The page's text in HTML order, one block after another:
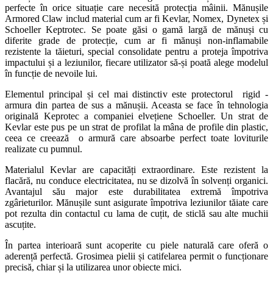
perfecte în orice situație care necesită protecția mâinii. Mănușile
Armored Claw includ material cum ar fi Kevlar, Nomex, Dynetex și
Schoeller Keptrotec. Se poate găsi o gamă largă de mănuși cu
diferite grade de protecție, cum ar fi mănuși non-inflamabile
rezistente la tăieturi, special consolidate pentru a proteja împotriva
impactului și a leziunilor, fiecare utilizator să-și poată alege modelul
în funcție de nevoile lui.
Elementul principal și cel mai distinctiv este protectorul rigid -
armura din partea de sus a mănușii. Aceasta se face în tehnologia
originală Keprotec a companiei elvețiene Schoeller. Un strat de
Kevlar este pus pe un strat de profilat la mâna de profile din plastic,
ceea ce creează o armură care absoarbe perfect toate loviturile
realizate cu pumnul.
Materialul Kevlar are capacități extraordinare. Este rezistent la
flacără, nu conduce electricitatea, nu se dizolvă în solvenți organici.
Avantajul său major este durabilitatea extremă împotriva
zgârieturilor. Mănușile sunt asigurate împotriva leziunilor tăiate care
pot rezulta din contactul cu lama de cuțit, de sticlă sau alte muchii
ascuțite.
În partea interioară sunt acoperite cu piele naturală care oferă o
aderență perfectă. Grosimea pielii și catifelarea permit o funcționare
precisă, chiar și la utilizarea unor obiecte mici.